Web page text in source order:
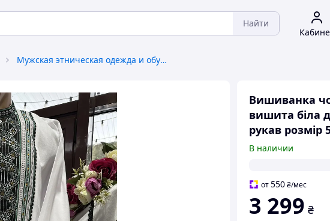
Найти
Мужская этническая одежда и обувь
Вишиванка
вишита біла
рукав розмір
В наличии
от550 ₴/мес
3 299 ₴